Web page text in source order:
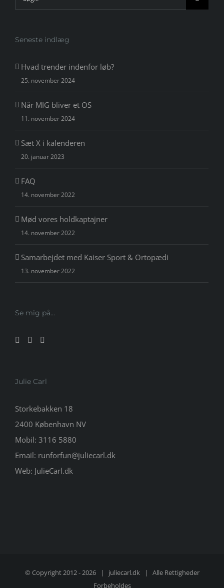
efter:
Seneste indlæg
Hvad trender indenfor løb?
25. november 2024
Når MIG bliver et OS
11. november 2024
Sæt X i kalenderen
20. januar 2023
FAQ
14. november 2022
Mød vores holdkaptajner
14. november 2022
Samarbejdet med Kaiser Sport & Ortopædi
13. november 2022
Se mig på…
Julie Carl
Storkebakken 18
2400 København NV
Mobil: 3116 5880
Email: runforfun@juliecarl.dk
Web: JulieCarl.dk
© Copyright 2012 -2026 | juliecarl.dk| Alle Rettigheder
Forbeholdes